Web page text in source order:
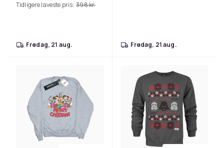
Tidligere laveste pris: 398 kr.
fredag, 21 aug. fredag, 21 aug.